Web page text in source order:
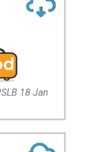
18 Jan